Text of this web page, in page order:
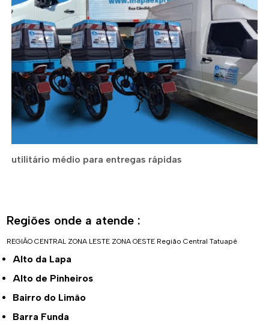
utilitário médio para entregas rápidas
Regiões onde a atende :
REGIÃO CENTRAL ZONA LESTE ZONA OESTE Região Central Tatuapé
Alto da Lapa
Alto de Pinheiros
Bairro do Limão
Barra Funda